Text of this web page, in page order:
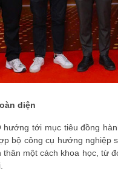
diện
tới mục tiêu đồng
bộ công cụ hướng nghiệp
một cách khoa học, từ